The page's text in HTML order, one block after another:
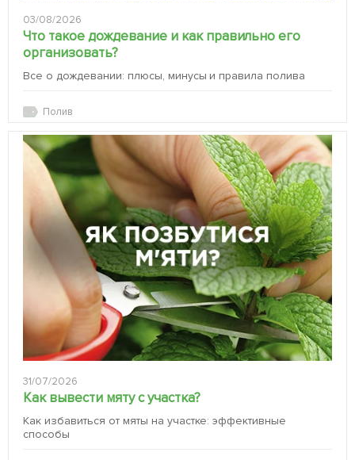
03/08/2026
Что такое дождевание и как правильно его
организовать?
Все о дождевании: плюсы, минусы и правила полива
Полив
31/07/2026
Как вывести мяту с участка?
Как избавиться от мяты на участке: эффективные
способы